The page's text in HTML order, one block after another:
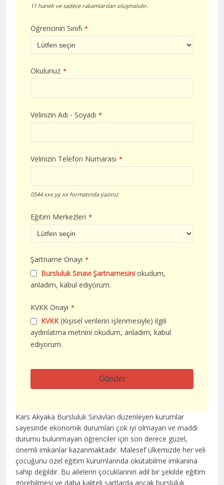
11 haneli ve sadece rakamlardan oluşmalıdır.
Öğrencinin Sınıfı *
Okulunuz *
Velinizin Adı - Soyadı *
Velinizin Telefon Numarası *
0544 xxx yy xx formatında yazınız.
Eğitim Merkezleri *
Şartname Onayı *
Bursluluk Sınavı Şartnamesini okudum,
anladım, kabul ediyorum.
KVKK Onayı *
KVKK(Kişisel verilerin işlenmesiyle) ilgili
aydınlatma metnini okudum, anladım, kabul
ediyorum.
Gönder
alan
boş
bırakılmalıdır
Kars Akyaka Bursluluk Sınavları düzenleyen kurumlar
sayesinde ekonomik durumları çok iyi olmayan ve maddi
durumu bulunmayan öğrenciler için son derece güzel,
önemli imkanlar kazanmaktadır. Malesef ülkemizde her veli
çocuğunu özel eğitim kurumlarında okutabilme imkanına
sahip değildir. Bu ailelerin çocuklarının adil bir şekilde eğitim
görebilmesi ve daha kaliteli şartlarda ancak bursluluk